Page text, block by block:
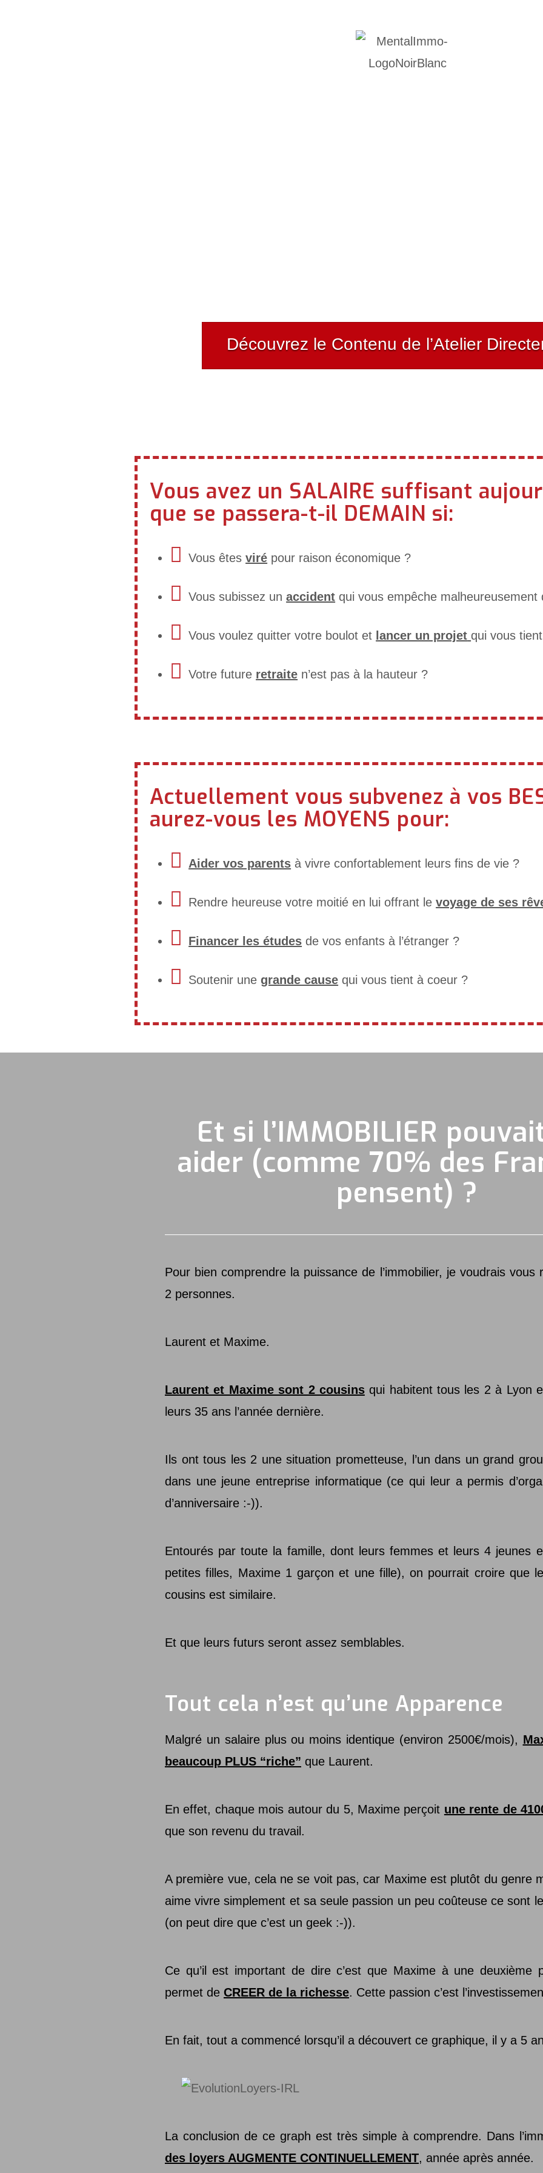
Découvrez le Contenu de l’Atelier
Vous avez un SALAIRE suffisant
que se passera-t-il DEMAIN si:
Vous êtesviré pour raison économique ?
Vous subissez unaccident qui vous empêche malheureusement
Vous voulez quitter votre boulot et lancer un projet qui vous
Votre future retraite n’est pas à la hauteur ?
Actuellement vous subvenez à vos
aurez-vous les MOYENS pour:
Aider vos parents à vivre confortablement leurs fins de vie ?
Rendre heureuse votre moitié en lui offrant levoyage de ses
Financer les études de vos enfants à l’étranger ?
Soutenir unegrande cause qui vous tient à coeur ?
Et si l’IMMOBILIER
aider (comme 70% des
pensent) ?
Pour bien comprendre la puissance de l’immobilier, je voudrais vous
2 personnes.
Laurent et Maxime.
Laurent et Maxime sont 2 cousinsqui habitent tous les 2 à Lyon
leurs 35 ans l’année dernière.
Ils ont tous les 2 une situation prometteuse, l’un dans un grand
dans une jeune entreprise informatique (ce qui leur a permis
d’anniversaire :-)).
Entourés par toute la famille, dont leurs femmes et leurs 4 jeunes
petites filles, Maxime 1 garçon et une fille), on pourrait croire que
cousins est similaire.
Et que leurs futurs seront assez semblables.
Tout cela n’est qu’une Apparence
Malgré un salaire plus ou moins identique (environ 2500€/mois),
beaucoup PLUS “riche” que Laurent.
En effet, chaque mois autour du 5, Maxime perçoit une rente de
que son revenu du travail.
A première vue, cela ne se voit pas, car Maxime est plutôt du genre
aime vivre simplement et sa seule passion un peu coûteuse ce sont
(on peut dire que c’est un geek :-)).
Ce qu’il est important de dire c’est que Maxime à une deuxième
permet de CREER de la richesse. Cette passion c’est
En fait, tout a commencé lorsqu’il a découvert ce graphique, il y a 5
La conclusion de ce graph est très simple à comprendre. Dans
des loyers AUGMENTE CONTINUELLEMENT, année après année.